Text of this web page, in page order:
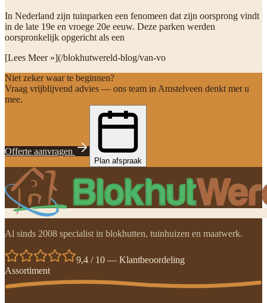
In Nederland zijn tuinparken een fenomeen dat zijn oorsprong vindt
in de late 19e en vroege 20e eeuw. Deze parken werden
oorspronkelijk opgericht als een
[Lees Meer »](/blokhutwereld-blog/van-vo
Niet zeker waar te beginnen?
Vraag vrijblijvend advies — ons team in Amstelveen denkt met u
mee.
Offerte aanvragen
Plan afspraak
Al sinds 2008 specialist in blokhutten, tuinhuizen en maatwerk.
9,4 / 10 — Klantbeoordeling
Assortiment